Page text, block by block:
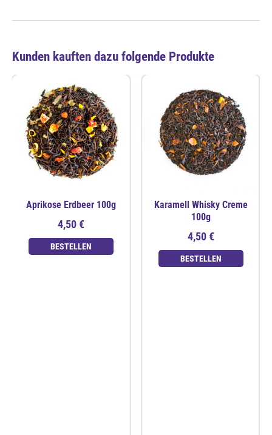
Kunden kauften dazu folgende Produkte
Aprikose Erdbeer 100g
4,50 €
BESTELLEN
Karamell Whisky Creme
100g
4,50 €
BESTELLEN